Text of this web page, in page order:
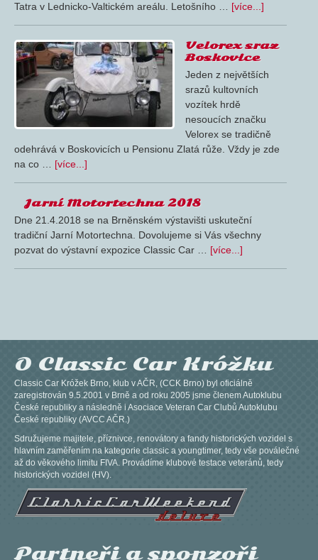
Tatra v Lednicko-Valtickém areálu. Letošního … [více...]
Velorex sraz
Boskovice
Jeden z největších
srazů kultovních
vozítek hrdě
nesoucích značku
Velorex se tradičně
odehrává v Boskovicích u Pensionu Zlatá růže. Vždy je zde
na co … [více...]
Jarní Motortechna 2018
Dne 21.4.2018 se na Brněnském výstavišti uskuteční
tradiční Jarní Motortechna. Dovolujeme si Vás všechny
pozvat do výstavní expozice Classic Car … [více...]
O Classic Car Króžku
Classic Car Króžek Brno, klub v AČR, (CCK Brno) byl oficiálně
zaregistrován 9.5.2001 v Brně a od roku 2005 jsme členem Autoklubu
České republiky a následně i Asociace Veteran Car Clubů Autoklubu
České republiky (AVCC AČR.)
Sdružujeme majitele, příznivce, renovátory a fandy historických vozidel s
hlavním zaměřením na kategorie classic a youngtimer, tedy vše poválečné
až do věkového limitu FIVA. Provádíme klubové testace veteránů, tedy
historických vozidel (HV).
Partneři a sponzoři